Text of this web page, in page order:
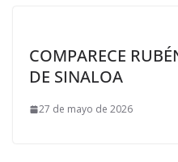
COMPARECE
DE SINALOA
27 de mayo de 2026